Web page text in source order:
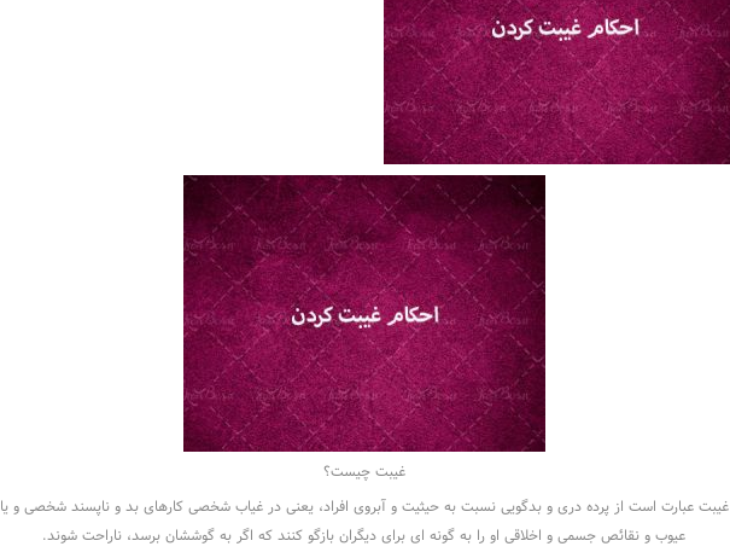
غیبت چیست؟
غیبت عبارت است از پرده درى و بدگویى نسبت به حیثیت و آبروى افراد، یعنی در غیاب شخصى کارهاى بد و ناپسند شخصی و یا
عیوب و نقائص جسمى و اخلاقى او را به گونه اى براى دیگران بازگو کنند که اگر به گوششان برسد، ناراحت شوند.